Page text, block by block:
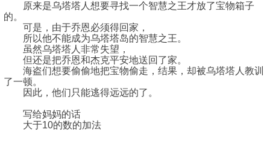
原来是乌塔塔人想要寻找一个智慧之王才放了宝物箱子
的。
可是，由于乔恩必须得回家，
所以他不能成为乌塔塔岛的智慧之王。
虽然乌塔塔人非常失望，
但还是把乔恩和杰克平安地送回了家。
海盗们想要偷偷地把宝物偷走，结果，却被乌塔塔人教训
了一顿。
因此，他们只能逃得远远的了。
写给妈妈的话
大于10的数的加法